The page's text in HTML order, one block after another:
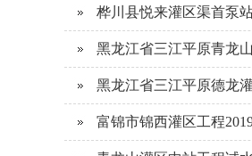
桦川县悦来灌区渠首泵
黑龙江省三江平原青龙
黑龙江省三江平原德龙
富锦市锦西灌区工程